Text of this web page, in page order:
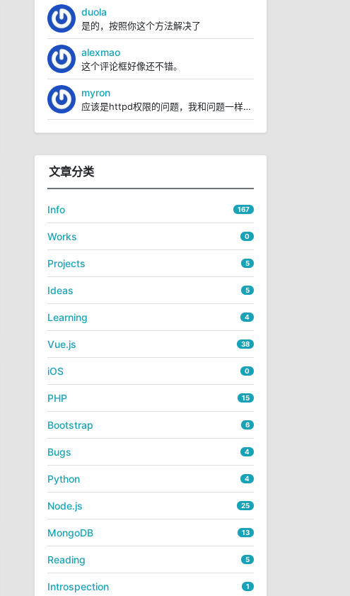
duola
是的，按照你这个方法解决了
alexmao
这个评论框好像还不错。
myron
应该是httpd权限的问题，我和问题一样。根据文章里面的操作，我已经解决https://blo...
文章分类
Info 167
Works 0
Projects 5
Ideas 5
Learning 4
Vue.js 38
iOS 0
PHP 15
Bootstrap 6
Bugs 4
Python 4
Node.js 25
MongoDB 13
Reading 5
Introspection 1